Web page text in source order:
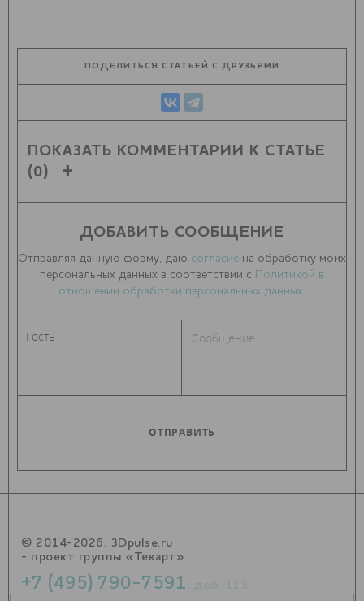
ПОДЕЛИТЬСЯ СТАТЬЕЙ С ДРУЗЬЯМИ
ПОКАЗАТЬ КОММЕНТАРИИ К СТАТЬЕ
(0)
ДОБАВИТЬ СООБЩЕНИЕ
Отправляя данную форму, даю согласие на обработку моих
персональных данных в соответствии с Политикой в
отношении обработки персональных данных
© 2014-2026. 3Dpulse.ru
- проект группы «Текарт»
+7 (495) 790-7591